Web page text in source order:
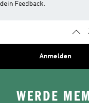
dein Feedback.
Anmelden
WERDE